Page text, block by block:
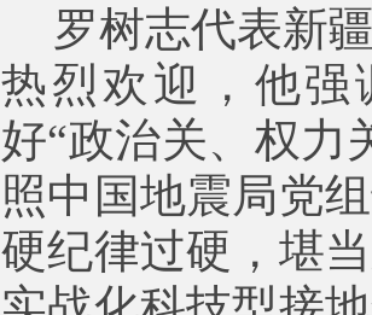
罗树志代表新
热烈欢迎，他强
好“政治关、权力
照中国地震局党
硬纪律过硬，堪